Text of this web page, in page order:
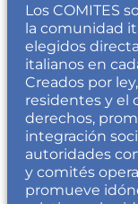
Los COMITES
la comunidad
elegidos
italianos en
Creados por
residentes y el
derechos,
integración
autoridades
y comités
promueve